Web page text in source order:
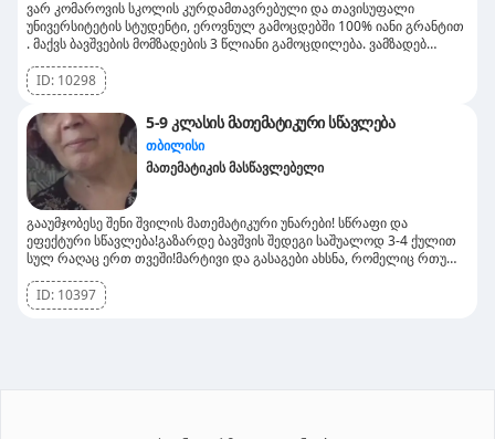
ვარ კომაროვის სკოლის კურდამთავრებული და თავისუფალი
უნივერსიტეტის სტუდენტი, ეროვნულ გამოცდებში 100% იანი გრანტით
. მაქვს ბავშვების მომზადების 3 წლიანი გამოცდილება. ვამზადებ
ფიზიკაში. ვამზადებ ონლაინაც და სახლში მისვლითაც, გაკვეთილის
ხანგრძლივობა 1 საათი.
ID: 10298
5-9 კლასის მათემატიკური სწავლება
თბილისი
მათემატიკის მასწავლებელი
გააუმჯობესე შენი შვილის მათემატიკური უნარები! სწრაფი და
ეფექტური სწავლება!გაზარდე ბავშვის შედეგი საშუალოდ 3-4 ქულით
სულ რაღაც ერთ თვეში!მარტივი და გასაგები ახსნა, რომელიც რთულ
5-9 კლასის მოსწავლეებთან.ინდივიდუალური მიდგომა, რომელიც
უზრუნველყოფს მასალის უკეთ გაგებასა და სწრაფ პროგრესს.თუ
მოსახერხებელ დროს.ერთი გაკვეთილის ღირებულება: 15 ლარი
ID: 10397